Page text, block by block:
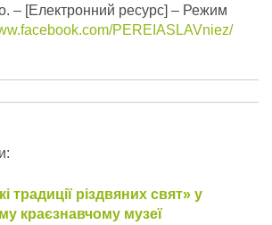
– [Електронний ресурс] – Режим
PEREIASLAVniez/
традиції різдвяних свят» у
краєзнавчому музеї